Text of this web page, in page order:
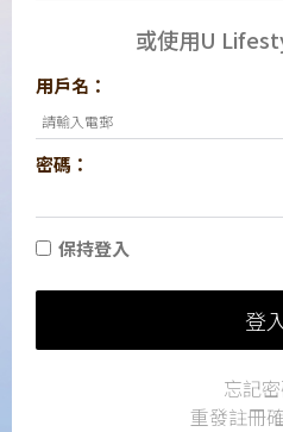
或使用U
用戶名：
密碼：
保持登入
登入
忘記
重發註冊